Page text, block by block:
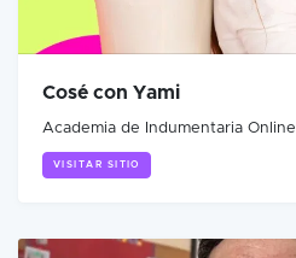
Cosé con Yami
Academia de Indumentaria Online
VISITAR SITIO